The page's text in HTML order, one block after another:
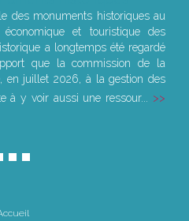
des monuments historiques au
et touristique des
a longtemps été regardé
que la commission de la
en juillet 2026, à la gestion des
à y voir aussi une ressour...